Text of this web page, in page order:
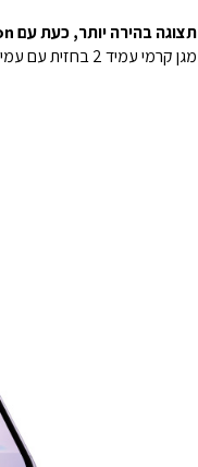
תצוגה בהירה יותר, כעת עם ProMotion עד 120Hz.
מגן קרמי עמיד 2 בחזית עם עמידות לשריטות טובה פי 3.